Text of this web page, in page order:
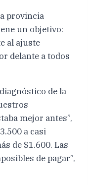
provincia
un objetivo:
al ajuste
delante a todos
de la
mejor antes”,
a casi
de $1.600. Las
de pagar”,